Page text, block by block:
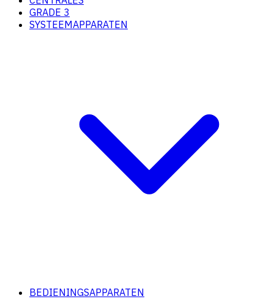
GRADE 3
SYSTEEMAPPARATEN
BEDIENINGSAPPARATEN